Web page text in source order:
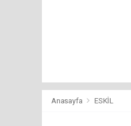
Anasayfa ESKİL